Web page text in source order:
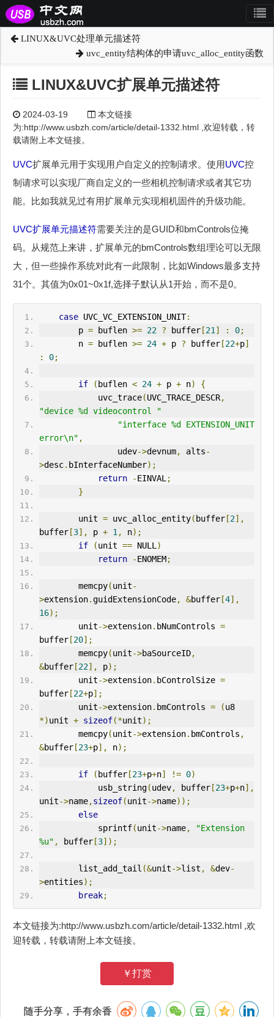
LINUX&UVC处理单元描述符
uvc_entity结构体的申请uvc_alloc_entity函数
LINUX&UVC扩展单元描述符
2024-03-19
本文链接
为:http://www.usbzh.com/article/detail-1332.html ,欢迎转载，转
载请附上本文链接。
UVC扩展单元用于实现用户自定义的控制请求。使用UVC控
制请求可以实现厂商自定义的一些相机控制请求或者其它功
能。比如我就见过有用扩展单元实现相机固件的升级功能。
UVC扩展单元描述符需要关注的是GUID和bmControls位掩
码。从规范上来讲，扩展单元的bmControls数组理论可以无限
大，但一些操作系统对此有一此限制，比如Windows最多支持
31个。其值为0x01~0x1f,选择子默认从1开始，而不是0。
case UVC_VC_EXTENSION_UNIT:
        p
= buflen >= 22 ? buffer[21 ] : 0;
        n
= buflen >= 24 + p ? buffer[22+p]
:
0;
if ( buflen < 24 + p + n)
{
            uvc_trace
(UVC_TRACE_DESCR,
"device %d videocontrol "
"interface %d EXTENSION_UNIT
error\n" ,
                udev
->devnum, alts-
>desc. bInterfaceNumber);
return
-EINVAL ;
}
        unit
= uvc_alloc_entity( buffer[2],
buffer[3], p + 1 , n);
if
(unit == NULL )
return
-ENOMEM;
        memcpy
(unit-
>extension.guidExtensionCode, &buffer[4],
16);
        unit
->extension. bNumControls =
buffer[20];
        memcpy
(unit->baSourceID,
&buffer[22], p);
        unit
->extension. bControlSize =
buffer[22+p];
        unit
->extension. bmControls = (
u8
*)unit + sizeof(*unit);
        memcpy
(unit->extension. bmControls ,
&buffer[23+p], n);
if ( buffer[23+p+n] != 0)
            usb_string
(udev, buffer[23+p+n],
unit->name,sizeof(unit->name));
else
            sprintf
(unit->name,
"Extension
%u" , buffer[3]);
        list_add_tail
(&unit->list , &dev-
>entities);
break;
本文链接为:http://www.usbzh.com/article/detail-1332.html ,欢
迎转载，转载请附上本文链接。
￥打赏
随手分享，手有余香